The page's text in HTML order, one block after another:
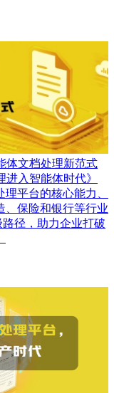
体文档处理新范式
入智能体时代》
平台的核心能力、
、保险和银行等行业
径，助力企业打破